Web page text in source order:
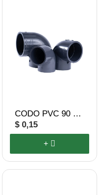
CODO PVC 90 GRADOS
$ 0,15
+